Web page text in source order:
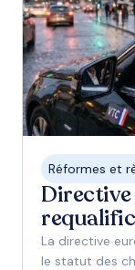
Réformes et
Directive
La directive
le statut des